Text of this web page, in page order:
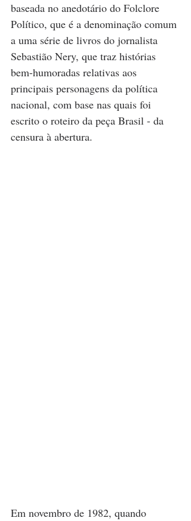
baseada no anedotário do Folclore
Político, que é a denominação comum
a uma série de livros do jornalista
Sebastião Nery, que traz histórias
bem-humoradas relativas aos
principais personagens da política
nacional, com base nas quais foi
escrito o roteiro da peça Brasil - da
censura à abertura.
Em novembro de 1982, quando